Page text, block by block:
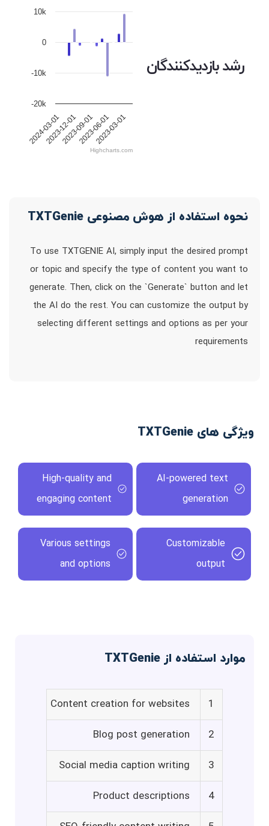
رشد بازدیدکنندگان
2024-03-01
2023-12-012023-09-012023-06-012023-03-01
-10k
0
10k
-20k
Highcharts.com
نحوه استفاده از هوش مصنوعی TXTGenie
To use TXTGENIE AI, simply input the desired prompt
or topic and specify the type of content you want to
generate. Then, click on the `Generate` button and let
the AI do the rest. You can customize the output by
selecting different settings and options as per your
requirements
ویژگی های TXTGenie
AI-powered text
generation
High-quality and
engaging content
Customizable
output
Various settings
and options
موارد استفاده از TXTGenie
1
Content creation for websites
2
Blog post generation
3
Social media caption writing
4
Product descriptions